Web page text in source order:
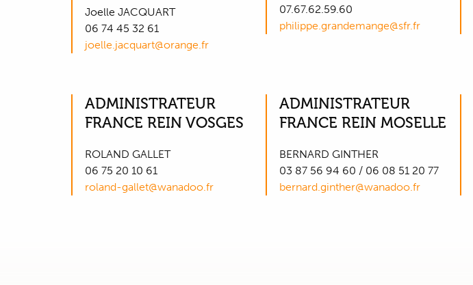
Joelle JACQUART
06 74 45 32 61
joelle.jacquart@orange.fr
07.67.62.59.60
philippe.grandemange@sfr.fr
ADMINISTRATEUR
FRANCE REIN VOSGES
ROLAND GALLET
06 75 20 10 61
roland-gallet@wanadoo.fr
ADMINISTRATEUR
FRANCE REIN MOSELLE
BERNARD GINTHER
03 87 56 94 60 / 06 08 51 20 77
bernard.ginther@wanadoo.fr